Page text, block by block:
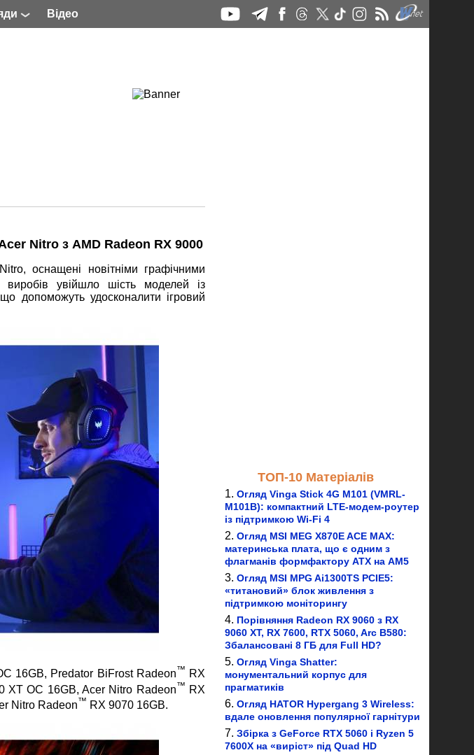
Відео
Nitro з AMD Radeon RX 9000
оснащені новітніми графічними
увійшло шість моделей із
допоможуть удосконалити ігровий
16GB, Predator BiFrost Radeon™ RX
XT OC 16GB, Acer Nitro Radeon™ RX
Nitro Radeon™ RX 9070 16GB.
ТОП-10 Матеріалів
Огляд Vinga Stick 4G M101 (VMRL-
M101B): компактний LTE-модем-роутер
із підтримкою Wi-Fi 4
Огляд MSI MEG X870E ACE MAX:
материнська плата, що є одним з
флагманів формфактору ATX на AM5
Огляд MSI MPG Ai1300TS PCIE5:
«титановий» блок живлення з
підтримкою моніторингу
Порівняння Radeon RX 9060 з RX
9060 XT, RX 7600, RTX 5060, Arc B580:
Збалансовані 8 ГБ для Full HD?
Огляд Vinga Shatter:
монументальний корпус для
прагматиків
Огляд HATOR Hypergang 3 Wireless:
вдале оновлення популярної гарнітури
Збірка з GeForce RTX 5060 і Ryzen 5
7600X на «виріст» під Quad HD